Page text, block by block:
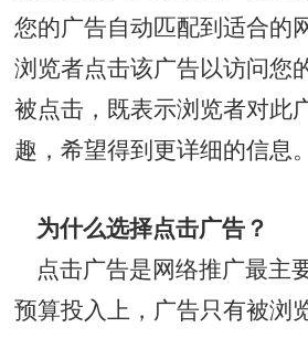
您的广告自动匹配到适合的
浏览者点击该广告以访问您
被点击，既表示浏览者对此
趣，希望得到更详细的信息。
为什么选择点击广告？
点击广告是网络推广最主
预算投入上，广告只有被浏